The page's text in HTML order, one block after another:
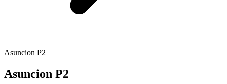
Asuncion P2
Asuncion P2